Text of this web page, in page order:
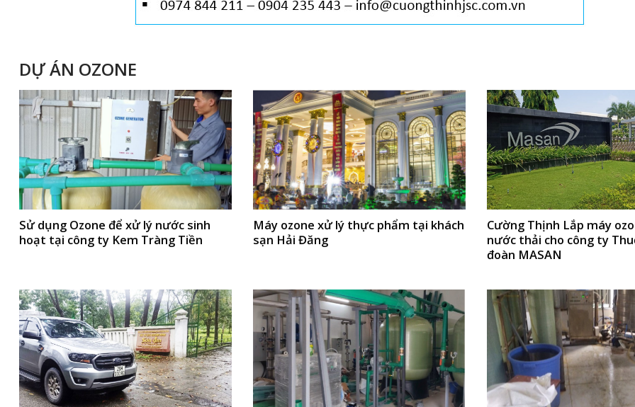
DỰ ÁN OZONE
Sử dụng Ozone để xử lý nước sinh
hoạt tại công ty Kem Tràng Tiền
Máy ozone xử lý thực phẩm tại khách
sạn Hải Đăng
Cường Thịnh Lắp máy
nước thải cho công ty
đoàn MASAN